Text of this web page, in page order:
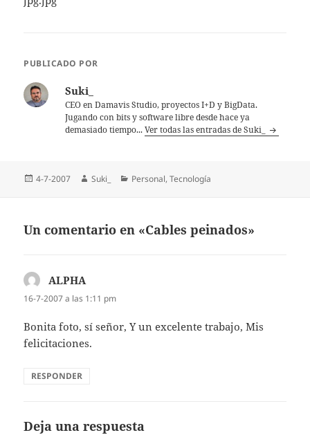
PUBLICADO POR
Suki_
CEO en Damavis Studio, proyectos I+D y BigData.
Jugando con bits y software libre desde hace ya
demasiado tiempo...Ver todas las entradas de Suki_
Publicado
4-7-2007 Autor
Suki_ Categorías
Personal,Tecnologí­a
Un comentario en «Cables peinados»
ALPHA
16-7-2007 a las 1:11 pm
Bonita foto, sí­ señor, Y un excelente trabajo, Mis
felicitaciones.
RESPONDER
Deja una respuesta